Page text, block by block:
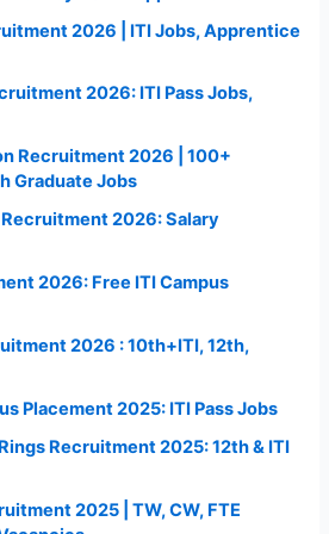
2026 | ITI Jobs, Apprentice
2026: ITI Pass Jobs,
Recruitment 2026 | 100+
Graduate Jobs
2026: Salary
2026: Free ITI Campus
2026 : 10th+ITI, 12th,
Placement 2025: ITI Pass Jobs
Recruitment 2025: 12th & ITI
2025 | TW, CW, FTE